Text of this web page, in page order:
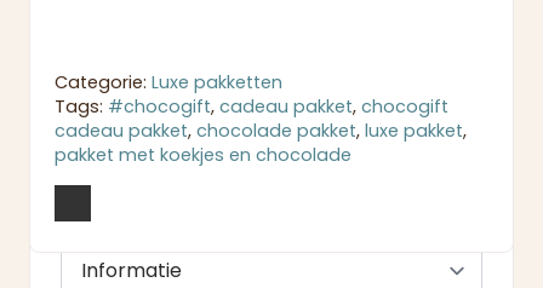
Categorie: Luxe pakketten
Tags: #chocogift, cadeau pakket, chocogift
cadeau pakket, chocolade pakket, luxe pakket,
pakket met koekjes en chocolade